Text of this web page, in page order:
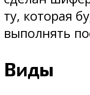
ту, которая
выполнять
Виды